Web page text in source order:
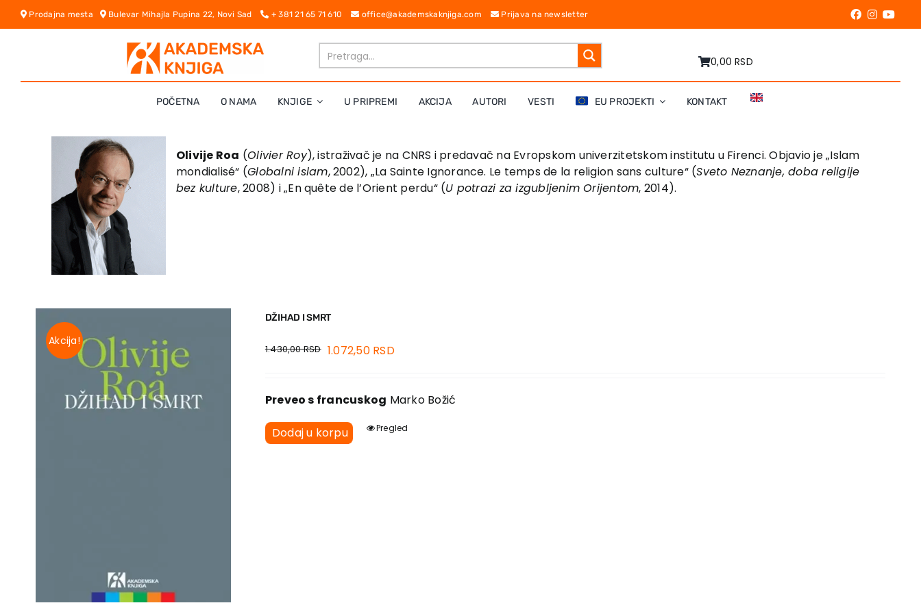
Skip
Prodajna mesta Bulevar Mihajla Pupina 22, Novi Sad + 381 21 65 71 610 office@akademskaknjiga.com Prijava na newsletter
0,00 RSD
POČETNA O NAMA KNJIGE U PRIPREMI AKCIJA AUTORI VESTI EU PROJEKTI KONTAKT
Olivije Roa (Olivier Roy), istraživač je na CNRS i predavač na Evropskom univerzitetskom institutu u Firenci. Objavio je „Islam
mondialisé“ (Globalni islam, 2002), „La Sainte Ignorance. Le temps de la religion sans culture“ (Sveto Neznanje, doba religije
bez kulture, 2008) i „En quête de l’Orient perdu“ (U potrazi za izgubljenim Orijentom, 2014).
Akcija!
DŽIHAD I SMRT
1.430,00RSD 1.072,50 RSD
Preveo s francuskog Marko Božić
Dodaj u korpu Pregled